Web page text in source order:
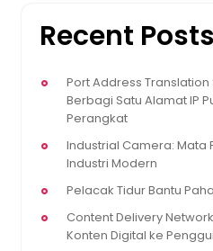
Recent Posts
Port Address Translation
Berbagi Satu Alamat IP
Perangkat
Industrial Camera: Mata
Industri Modern
Pelacak Tidur Bantu
Content Delivery
Konten Digital ke